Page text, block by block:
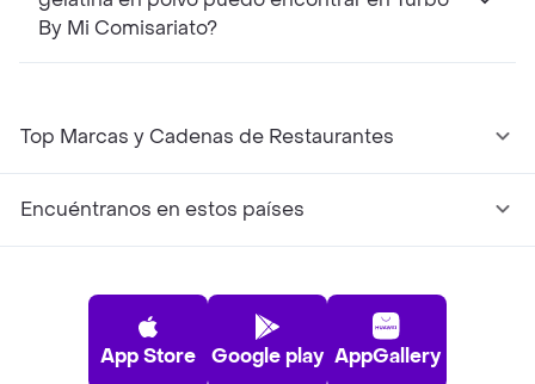
By Mi Comisariato?
Top Marcas y Cadenas de Restaurantes
Encuéntranos en estos países
App Store Google play AppGallery